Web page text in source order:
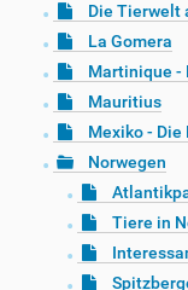
Die Tierwelt
La Gomera
Martinique -
Mauritius
Mexiko - Die
Norwegen
Tiere in